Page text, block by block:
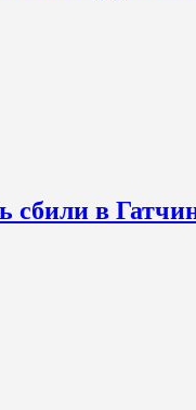
сбили в